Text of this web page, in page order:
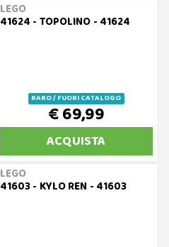
LEGO
41624 - TOPOLINO - 41624
RARO / FUORI CATALOGO
€ 69,99
ACQUISTA
LEGO
41603 - KYLO REN - 41603